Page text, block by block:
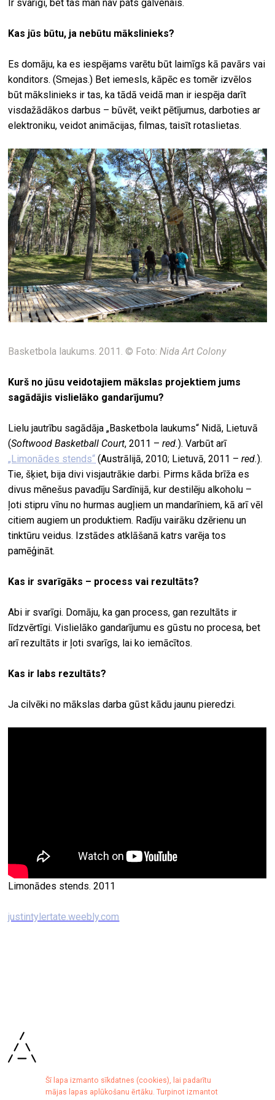
Ir svarīgi, bet tas man nav pats galvenais.
Kas jūs būtu, ja nebūtu mākslinieks?
Es domāju, ka es iespējams varētu būt laimīgs kā pavārs vai
konditors. (Smejas.) Bet iemesls, kāpēc es tomēr izvēlos
būt mākslinieks ir tas, ka tādā veidā man ir iespēja darīt
visdažādākos darbus – būvēt, veikt pētījumus, darboties ar
elektroniku, veidot animācijas, filmas, taisīt rotaslietas.
Basketbola laukums. 2011. © Foto:Nida Art Colony
Kurš no jūsu veidotajiem mākslas projektiem jums
sagādājis vislielāko gandarījumu?
Lielu jautrību sagādāja „Basketbola laukums“ Nidā, Lietuvā
(Softwood Basketball Court, 2011 –red.). Varbūt arī
„Limonādes stends“ (Austrālijā, 2010; Lietuvā, 2011 –red.).
Tie, šķiet, bija divi visjautrākie darbi. Pirms kāda brīža es
divus mēnešus pavadīju Sardīnijā, kur destilēju alkoholu –
ļoti stipru vīnu no hurmas augļiem un mandarīniem, kā arī vēl
citiem augiem un produktiem. Radīju vairāku dzērienu un
tinktūru veidus. Izstādes atklāšanā katrs varēja tos
pamēģināt.
Kas ir svarīgāks – process vai rezultāts?
Abi ir svarīgi. Domāju, ka gan process, gan rezultāts ir
līdzvērtīgi. Vislielāko gandarījumu es gūstu no procesa, bet
arī rezultāts ir ļoti svarīgs, lai ko iemācītos.
Kas ir labs rezultāts?
Ja cilvēki no mākslas darba gūst kādu jaunu pieredzi.
Limonādes stends. 2011
justintylertate.weebly.com